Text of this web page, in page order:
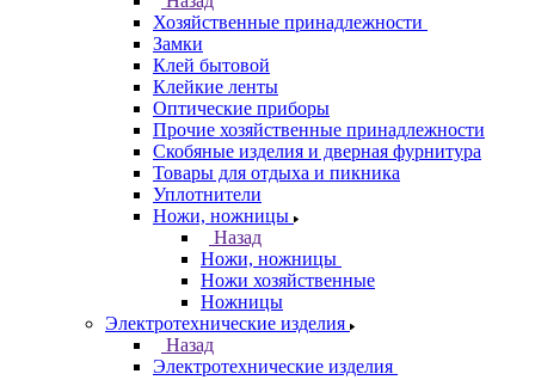
Хозяйственные принадлежности
Замки
Клей бытовой
Клейкие ленты
Оптические приборы
Прочие хозяйственные принадлежности
Скобяные изделия и дверная фурнитура
Товары для отдыха и пикника
Уплотнители
Ножи, ножницы
Назад
Ножи, ножницы
Ножи хозяйственные
Ножницы
Электротехнические изделия
Назад
Электротехнические изделия